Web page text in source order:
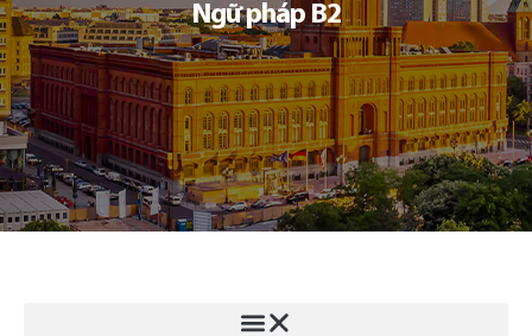
Ngữ pháp B2